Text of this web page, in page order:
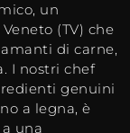
un
(TV) che
di carne,
I nostri chef
genuini
a legna, è
una